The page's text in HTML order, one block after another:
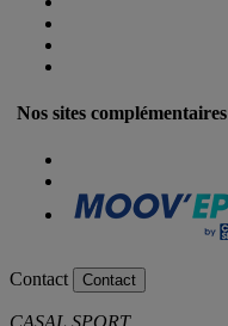
Nos sites complémentaires
Contact Contact
CASAL SPORT